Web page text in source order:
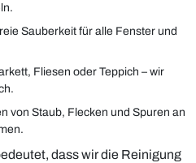
Sauberkeit für alle Fenster und
Fliesen oder Teppich – wir
von Staub, Flecken und Spuren an
dass wir die Reinigung